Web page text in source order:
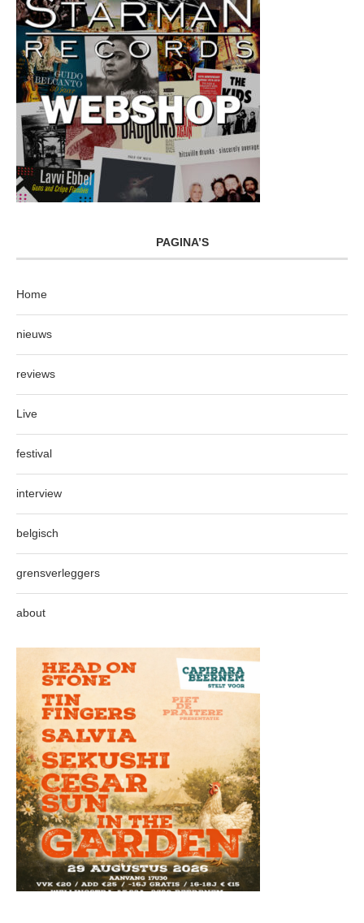
PAGINA’S
Home
nieuws
reviews
Live
festival
interview
belgisch
grensverleggers
about